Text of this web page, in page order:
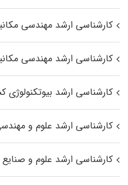
کارشناسی ارشد مهندسی
کارشناسی ارشد مهندسی
کارشناسی ارشد بیوتکنولوژی
کارشناسی ارشد علوم و
کارشناسی ارشد علوم و